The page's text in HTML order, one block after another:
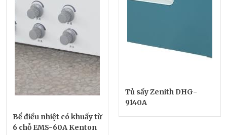
Bể điều nhiệt có khuấy từ
6 chỗ EMS-60A Kenton
Tủ sấy Zenith DHG-
9140A